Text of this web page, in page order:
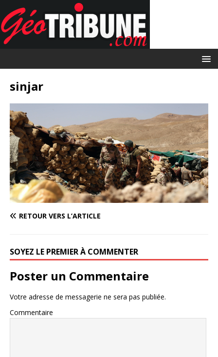
sinjar
RETOUR VERS L’ARTICLE
SOYEZ LE PREMIER À COMMENTER
Poster un Commentaire
Votre adresse de messagerie ne sera pas publiée.
Commentaire